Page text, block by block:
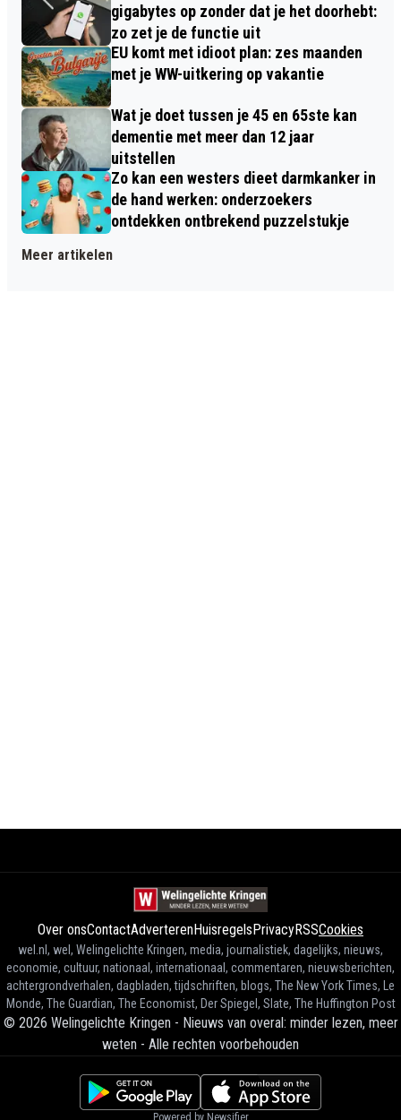
gigabytes op zonder dat je het doorhebt:
zo zet je de functie uit
EU komt met idioot plan: zes maanden
met je WW-uitkering op vakantie
Wat je doet tussen je 45 en 65ste kan
dementie met meer dan 12 jaar
uitstellen
Zo kan een westers dieet darmkanker in
de hand werken: onderzoekers
ontdekken ontbrekend puzzelstukje
Meer artikelen
Over onsContactAdverterenHuisregels PrivacyRSSCookies
wel.nl, wel, Welingelichte Kringen, media, journalistiek, dagelijks, nieuws,
economie, cultuur, nationaal, internationaal, commentaren, nieuwsberichten,
achtergrondverhalen, dagbladen, tijdschriften, blogs, The New York Times, Le
Monde, The Guardian, The Economist, Der Spiegel, Slate, The Huffington Post
© 2026 Welingelichte Kringen - Nieuws van overal: minder lezen, meer
weten - Alle rechten voorbehouden